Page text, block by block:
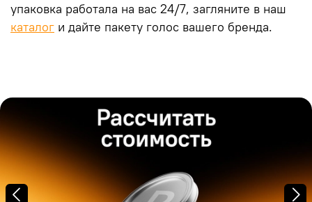
упаковка работала на вас 24/7, загляните в наш
каталог и дайте пакету голос вашего бренда.